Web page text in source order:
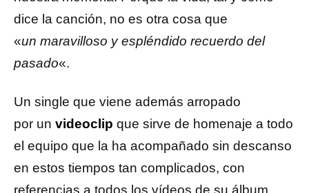
dice la canción, no es otra cosa que
«un maravilloso y espléndido recuerdo del
pasado«.
Un single que viene además arropado
por un videoclip que sirve de homenaje a todo
el equipo que la ha acompañado sin descanso
en estos tiempos tan complicados, con
referencias a todos los vídeos de su álbum